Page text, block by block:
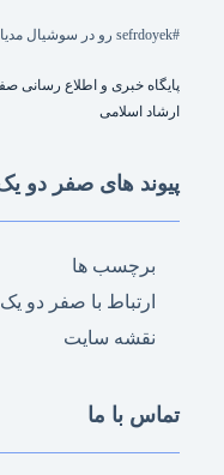
#sefrdoyek رو در سوشیال مدیا فراموش نکنید!
پایگاه خبری و اطلاع رسانی
ارشاد اسلامی
پیوند های صفر دو
برچسب ها
ارتباط با صفر دو یک ۰۲۱
نقشه سایت
تماس با ما